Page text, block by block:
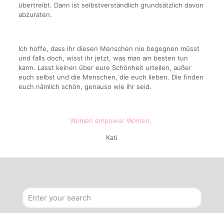
übertreibt. Dann ist selbstverständlich grundsätzlich davon
abzuraten.
Ich hoffe, dass ihr diesen Menschen nie begegnen müsst
und falls doch, wisst ihr jetzt, was man am besten tun
kann. Lasst keinen über eure Schönheit urteilen, außer
euch selbst und die Menschen, die euch lieben. Die finden
euch nämlich schön, genauso wie ihr seid.
Women empower Women,
Kati